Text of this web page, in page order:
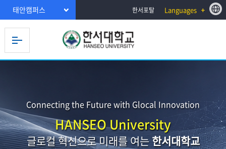
태안캠퍼스 한서포탈 Languages
Connecting the Future with Glocal Innovation
HANSEO University
글로컬 혁신으로 미래를 여는한서대학교